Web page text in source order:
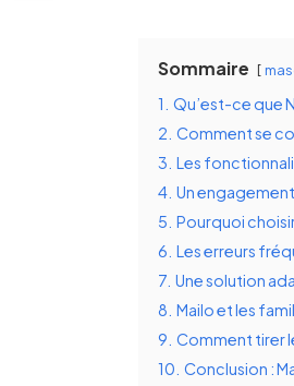
Sommaire
1. Qu’est-ce que
2. Comment se
3. Les
4. Un
5. Pourquoi
6. Les erreurs
7. Une solution
8. Mailo et les
9. Comment tirer
10. Conclusion :